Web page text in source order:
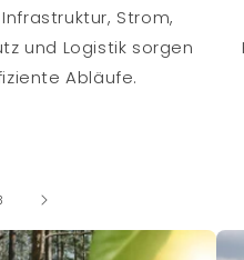
Strom,
und Logistik sorgen
Abläufe.